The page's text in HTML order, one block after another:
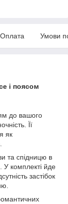
Оплата Умови
і поясом
до вашого
Її
як
та спідницю в
У комплекті йде
застібок